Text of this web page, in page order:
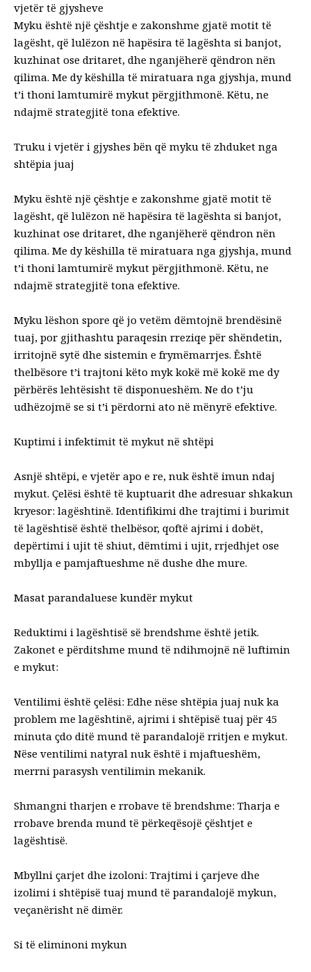
vjetër të gjysheve
Myku është një çështje e zakonshme gjatë motit të
lagësht, që lulëzon në hapësira të lagështa si banjot,
kuzhinat ose dritaret, dhe nganjëherë qëndron nën
qilima. Me dy këshilla të miratuara nga gjyshja, mund
t’i thoni lamtumirë mykut përgjithmonë. Këtu, ne
ndajmë strategjitë tona efektive.
Truku i vjetër i gjyshes bën që myku të zhduket nga
shtëpia juaj
Myku është një çështje e zakonshme gjatë motit të
lagësht, që lulëzon në hapësira të lagështa si banjot,
kuzhinat ose dritaret, dhe nganjëherë qëndron nën
qilima. Me dy këshilla të miratuara nga gjyshja, mund
t’i thoni lamtumirë mykut përgjithmonë. Këtu, ne
ndajmë strategjitë tona efektive.
Myku lëshon spore që jo vetëm dëmtojnë brendësinë
tuaj, por gjithashtu paraqesin rreziqe për shëndetin,
irritojnë sytë dhe sistemin e frymëmarrjes. Është
thelbësore t’i trajtoni këto myk kokë më kokë me dy
përbërës lehtësisht të disponueshëm. Ne do t’ju
udhëzojmë se si t’i përdorni ato në mënyrë efektive.
Kuptimi i infektimit të mykut në shtëpi
Asnjë shtëpi, e vjetër apo e re, nuk është imun ndaj
mykut. Çelësi është të kuptuarit dhe adresuar shkakun
kryesor: lagështinë. Identifikimi dhe trajtimi i burimit
të lagështisë është thelbësor, qoftë ajrimi i dobët,
depërtimi i ujit të shiut, dëmtimi i ujit, rrjedhjet ose
mbyllja e pamjaftueshme në dushe dhe mure.
Masat parandaluese kundër mykut
Reduktimi i lagështisë së brendshme është jetik.
Zakonet e përditshme mund të ndihmojnë në luftimin
e mykut:
Ventilimi është çelësi: Edhe nëse shtëpia juaj nuk ka
problem me lagështinë, ajrimi i shtëpisë tuaj për 45
minuta çdo ditë mund të parandalojë rritjen e mykut.
Nëse ventilimi natyral nuk është i mjaftueshëm,
merrni parasysh ventilimin mekanik.
Shmangni tharjen e rrobave të brendshme: Tharja e
rrobave brenda mund të përkeqësojë çështjet e
lagështisë.
Mbyllni çarjet dhe izoloni: Trajtimi i çarjeve dhe
izolimi i shtëpisë tuaj mund të parandalojë mykun,
veçanërisht në dimër.
Si të eliminoni mykun